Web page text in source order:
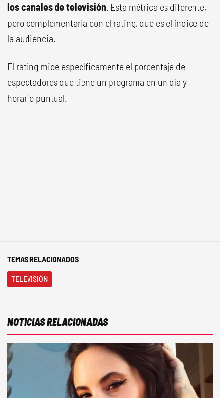
los canales de televisión. Esta métrica es diferente,
pero complementaria con el rating, que es el índice de
la audiencia.
El rating mide específicamente el porcentaje de
espectadores que tiene un programa en un día y
horario puntual.
TEMAS RELACIONADOS
TELEVISIÓN
NOTICIAS RELACIONADAS